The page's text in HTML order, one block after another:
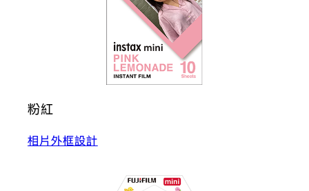
粉紅
相片外框設計